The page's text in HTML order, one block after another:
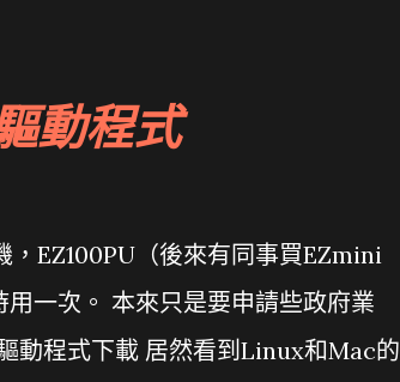
動程式
EZ100PU（後來有同事買EZmini
一次。 本來只是要申請些政府業
動程式下載 居然看到Linux和Mac的